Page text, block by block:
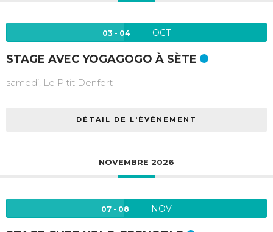
03 - 04 OCT
STAGE AVEC YOGAGOGO À SÈTE
samedi, Le P'tit Denfert
DÉTAIL DE L'ÉVÉNEMENT
NOVEMBRE 2026
07 - 08 NOV